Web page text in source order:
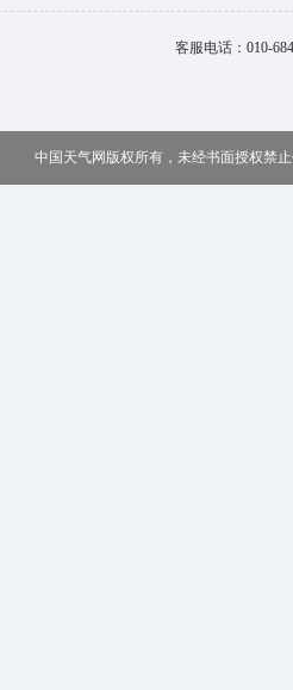
客服电话： 010-
中国天气网版权所有，未经书面授权